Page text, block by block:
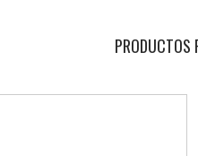
PRODUCTOS